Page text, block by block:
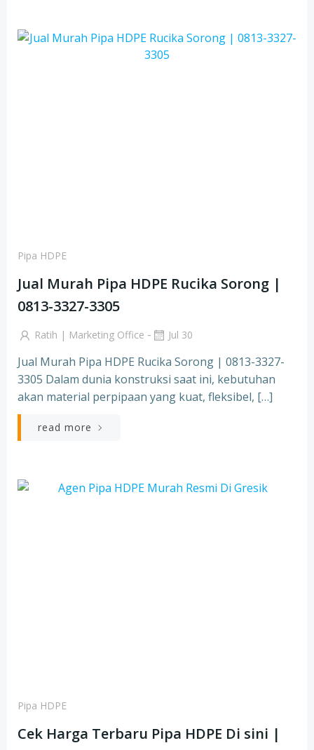
Pipa HDPE
Jual Murah Pipa HDPE Rucika Sorong |
0813-3327-3305
Ratih | Marketing Office - Jul 30
Jual Murah Pipa HDPE Rucika Sorong | 0813-3327-
3305 Dalam dunia konstruksi saat ini, kebutuhan
akan material perpipaan yang kuat, fleksibel, […]
read more
Pipa HDPE
Cek Harga Terbaru Pipa HDPE Di sini |